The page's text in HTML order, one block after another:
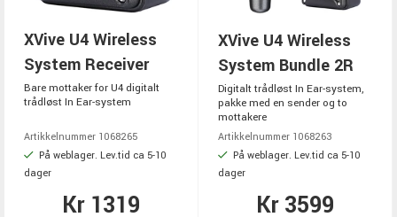
XVive U4 Wireless
System Receiver
Bare mottaker for U4 digitalt
trådløst In Ear-system
Artikkelnummer 1068265
På weblager. Lev.tid ca 5-10
dager
Kr 1319
XVive U4 Wireless
System Bundle 2R
Digitalt trådløst In Ear-system,
pakke med en sender og to
mottakere
Artikkelnummer 1068263
På weblager. Lev.tid ca 5-10
dager
Kr 3599